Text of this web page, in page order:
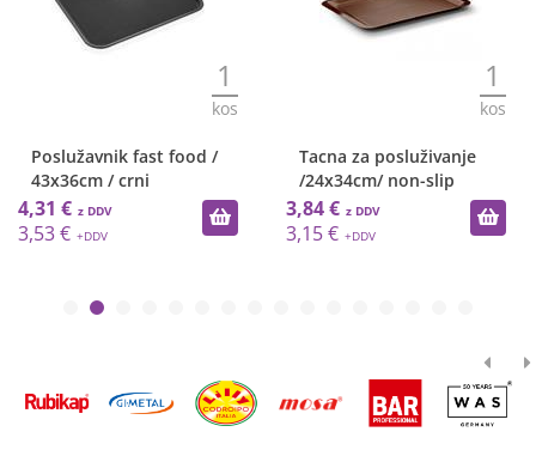
1
kos
Poslužavnik fast food /
43x36cm / crni
4,31 €
3,53 €
1
kos
Tacna za posluživanje
/24x34cm/ non-slip
3,84 €
3,15 €